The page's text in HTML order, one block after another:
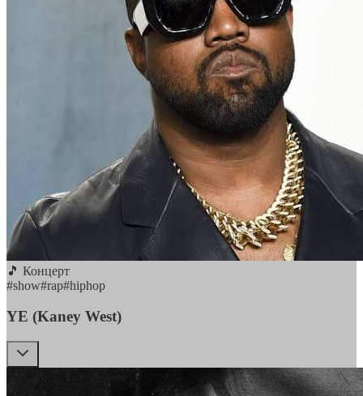
🎵 Концерт
#show#rap#hiphop
YE (Kaney West)